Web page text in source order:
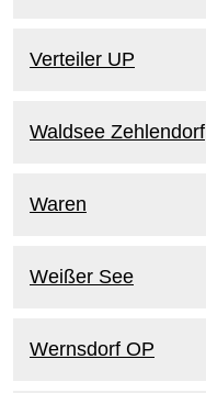
Verteiler UP
Waldsee Zehlendorf
Waren
Weißer See
Wernsdorf OP